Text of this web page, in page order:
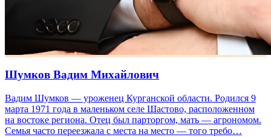
Шумков Вадим Михайлович
Вадим Шумков — уроженец Курганской области. Родился 9
марта 1971 года в маленьком селе Шастово, расположенном
на востоке региона. Отец был парторгом, мать — агрономом.
Семья часто переезжала с места на место — того требо…